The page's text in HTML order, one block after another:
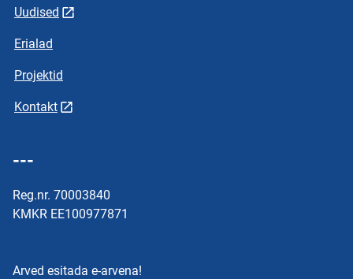
Uudised
Erialad
Projektid
Kontakt
---
Reg.nr. 70003840
KMKR EE100977871
Arved esitada e-arvena!